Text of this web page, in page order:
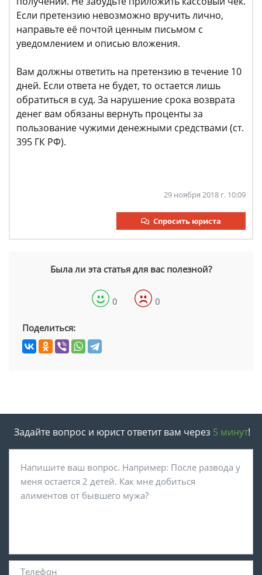
Если претензию невозможно вручить лично,
направьте её почтой ценным письмом с
уведомлением и описью вложения.
Вам должны ответить на претензию в течение 10
дней. Если ответа не будет, то остается лишь
обратиться в суд. За нарушение срока возврата
денег вам обязаны вернуть проценты за
пользование чужими денежными средствами (ст.
395 ГК РФ).
29 ноября 2018 г. 10:09
Спросить юриста
Была ли эта статья для вас полезной?
0 0
Поделиться:
Задайте вопрос и юрист ответит вам через 5 минут!